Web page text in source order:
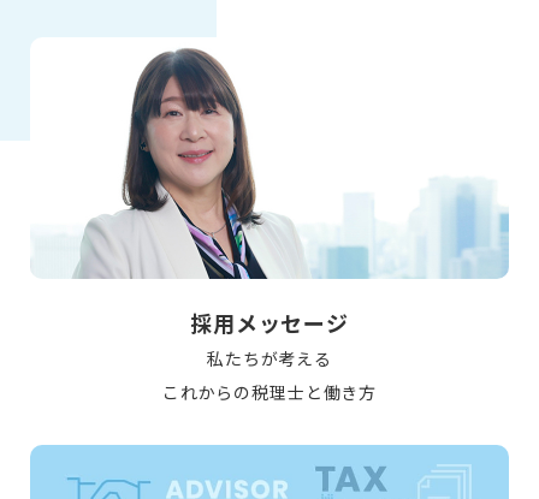
採用メッセージ
私たちが考える
これからの税理士と働き方